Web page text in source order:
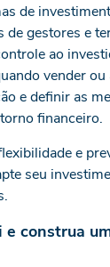
de
de gestores e
ao
vender
e definir as
financeiro.
e
seu
e construa